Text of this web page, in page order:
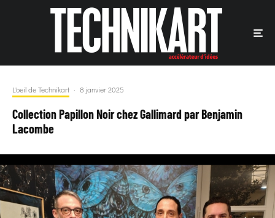
L'oeil de Technikart · 8 janvier 2025
Collection Papillon Noir chez Gallimard par Benjamin
Lacombe